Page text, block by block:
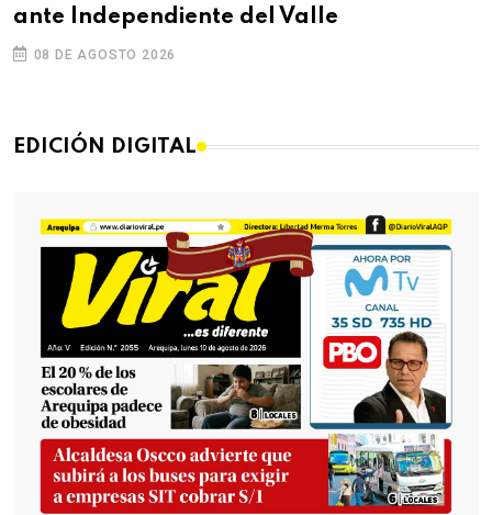
ante Independiente del Valle
08 DE AGOSTO 2026
EDICIÓN DIGITAL